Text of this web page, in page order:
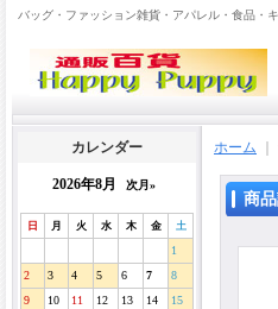
バッグ・ファッション雑貨・アパレル・食品・
カレンダー
2026年8月 次月»
日 月 火 水 木 金 土
1
2
3 4 5 6 7
8
9
10 11 12 13 14
15
ホーム
商